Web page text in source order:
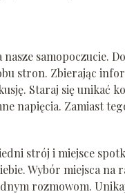
samopoczucie.
stron. Zbierając
Staraj się unikać
napięcia. Zamiast
strój i miejsce
Wybór miejsca na
rozmowom.